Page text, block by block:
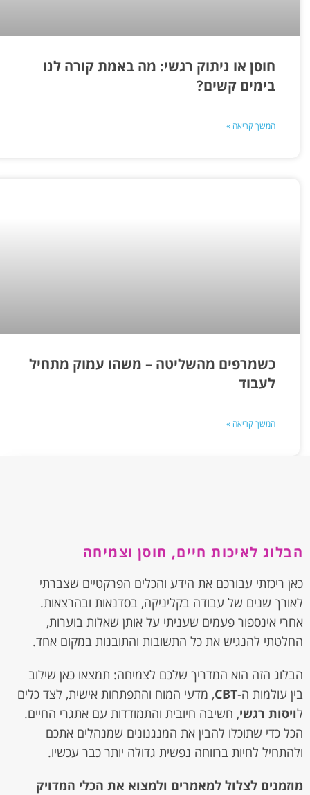
חוסן או ניתוק רגשי: מה באמת קורה לנו
בימים קשים?
המשך קריאה »
כשמרפים מהשליטה – משהו עמוק מתחיל
לעבוד
המשך קריאה »
הבלוג לאיכות חיים, חוסן וצמיחה
כאן ריכזתי עבורכם את הידע והכלים הפרקטיים שצברתי
לאורך שנים של עבודה בקליניקה, בסדנאות ובהרצאות.
אחרי אינספור פעמים שעניתי על אותן שאלות בוערות,
החלטתי להנגיש את כל התשובות והתובנות במקום אחד.
הבלוג הזה הוא המדריך שלכם לצמיחה: תמצאו כאן שילוב
בין עולמות ה-CBT, מדעי המוח והתפתחות אישית, לצד כלים
לויסות רגשי, חשיבה חיובית והתמודדות עם אתגרי החיים.
הכל כדי שתוכלו להבין את המנגנונים שמנהלים אתכם
ולהתחיל לחיות ברווחה נפשית גדולה יותר כבר עכשיו.
מוזמנים לצלול למאמרים ולמצוא את הכלי המדויק